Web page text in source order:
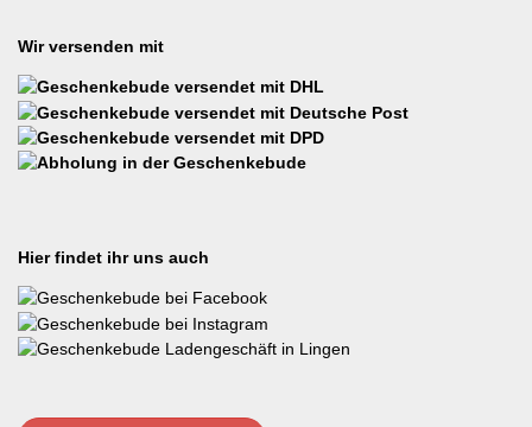
Wir versenden mit
Hier findet ihr uns auch